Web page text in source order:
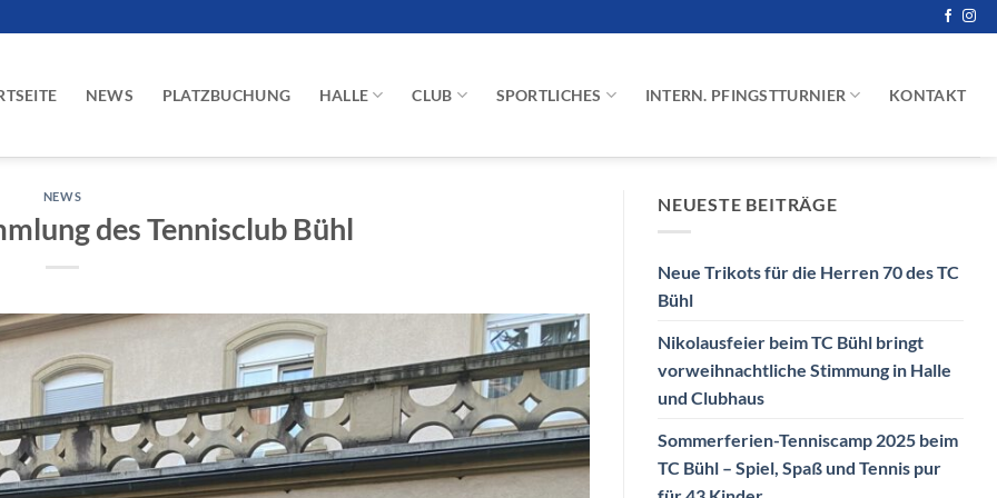
NEWS PLATZBUCHUNG HALLE CLUB SPORTLICHES INTERN. PFINGSTTURNIER KONTAKT
NEWS
des Tennisclub Bühl
NEUESTE BEITRÄGE
Neue Trikots für die Herren 70 des TC
Bühl
Nikolausfeier beim TC Bühl bringt
vorweihnachtliche Stimmung in Halle
und Clubhaus
Sommerferien-Tenniscamp 2025 beim
TC Bühl – Spiel, Spaß und Tennis pur